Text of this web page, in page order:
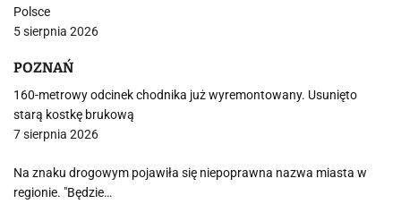
Polsce
5 sierpnia 2026
POZNAŃ
160-metrowy odcinek chodnika już wyremontowany. Usunięto
starą kostkę brukową
7 sierpnia 2026
Na znaku drogowym pojawiła się niepoprawna nazwa miasta w
regionie. "Będzie…